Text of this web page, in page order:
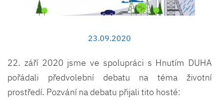
23.09.2020
22. září 2020 jsme ve spolupráci s Hnutím DUHA
pořádali předvolební debatu na téma životní
prostředí. Pozvání na debatu přijali tito hosté: